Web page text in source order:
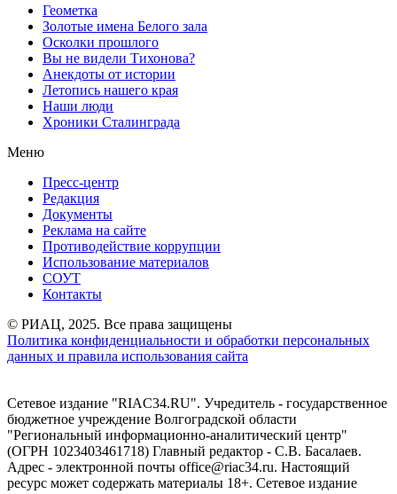
Геометка
Золотые имена Белого зала
Осколки прошлого
Вы не видели Тихонова?
Анекдоты от истории
Летопись нашего края
Наши люди
Хроники Сталинграда
Меню
Пресс-центр
Редакция
Документы
Реклама на сайте
Противодействие коррупции
Использование материалов
СОУТ
Контакты
© РИАЦ, 2025. Все права защищены
Политика конфиденциальности и обработки персональных
данных и правила использования сайта
Сетевое издание "RIAC34.RU". Учредитель - государственное
бюджетное учреждение Волгоградской области
"Региональный информационно-аналитический центр"
(ОГРН 1023403461718) Главный редактор - С.В. Басалаев.
Адрес - электронной почты office@riac34.ru. Настоящий
ресурс может содержать материалы 18+. Сетевое издание